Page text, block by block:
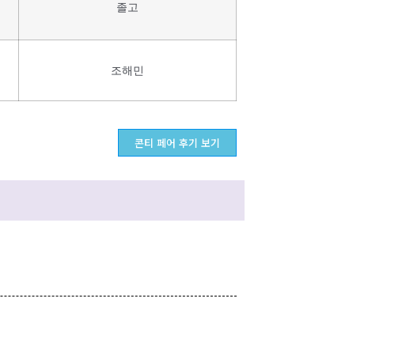
졸고
조해민
콘티 페어 후기 보기